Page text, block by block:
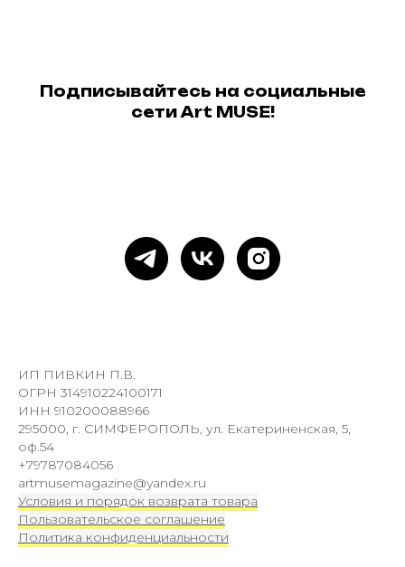
Подписывайтесь на социальные
сети Art MUSE!
ИП ПИВКИН П.В.
ОГРН 314910224100171
ИНН 910200088966
295000, г. СИМФЕРОПОЛЬ, ул. Екатериненская, 5,
оф.54
+79787084056
artmusemagazine@yandex.ru
Условия и порядок возврата товара
Пользовательское соглашение
Политика конфиденциальности